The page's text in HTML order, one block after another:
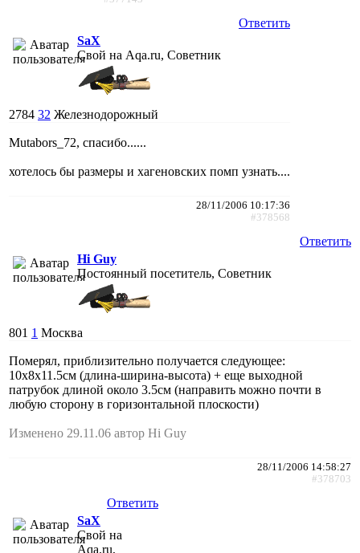
Ответить
SaX
Свой на Aqa.ru, Советник
2784 32 Железнодорожный
Mutabors_72, спасибо......
хотелось бы размеры и хагеновских помп узнать....
28/11/2006 10:17:36
#378568
Ответить
Hi Guy
Постоянный посетитель, Советник
801 1 Москва
Померял, приблизительно получается следующее:
10х8х11.5см (длина-ширина-высота) + еще выходной
патрубок длиной около 3.5см (направить можно почти в
любую сторону в горизонтальной плоскости)
Изменено 29.11.06 автор Hi Guy
28/11/2006 14:58:27
#378703
Ответить
SaX
Свой на
Aqa.ru,